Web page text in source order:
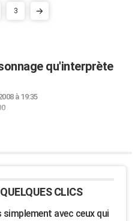
3
qu'interprète
à 19:35
CLICS
avec ceux qui